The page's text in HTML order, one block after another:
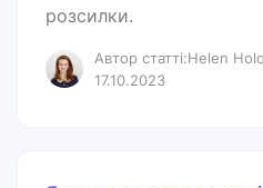
розсилки.
Автор статті:Helen
17.10.2023